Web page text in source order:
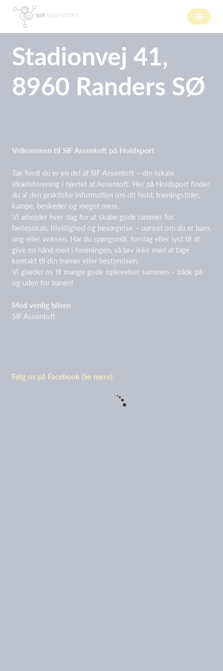
Stadionvej 41,
8960 Randers SØ
Velkommen til SIF Assentoft på Holdsport
Tak fordi du er en del af SIF Assentoft – din lokale
idrætsforening i hjertet af Assentoft. Her på Holdsport finder
du al den praktiske information om dit hold, træningstider,
kampe, beskeder og meget mere.
Vi arbejder hver dag for at skabe gode rammer for
fællesskab, frivillighed og bevægelse – uanset om du er barn,
ung eller voksen. Har du spørgsmål, forslag eller lyst til at
give en hånd med i foreningen, så tøv ikke med at tage
kontakt til din træner eller bestyrelsen.
Vi glæder os til mange gode oplevelser sammen – både på
og uden for banen!
Med venlig hilsen
SIF Assentoft
Følg os på Facebook (Se mere)